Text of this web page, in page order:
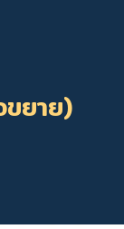
ยาย)